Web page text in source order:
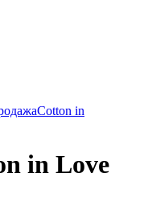
Cotton in
in Love